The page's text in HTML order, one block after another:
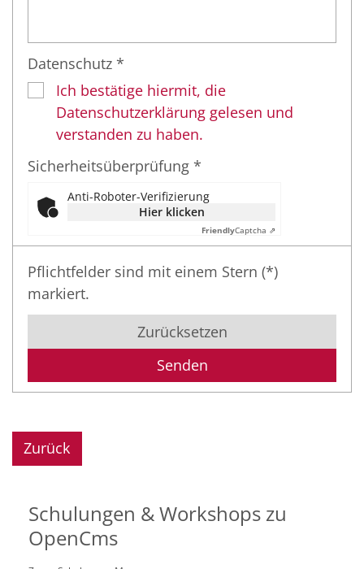
Datenschutz *
Ich bestätige hiermit, die
Datenschutzerklärung gelesen und
verstanden zu haben.
Sicherheitsüberprüfung *
Anti-Roboter-Verifizierung
Hier klicken
FriendlyCaptcha ⇗
Pflichtfelder sind mit einem Stern (*)
markiert.
Zurücksetzen
Zurück
Schulungen & Workshops zu
OpenCms